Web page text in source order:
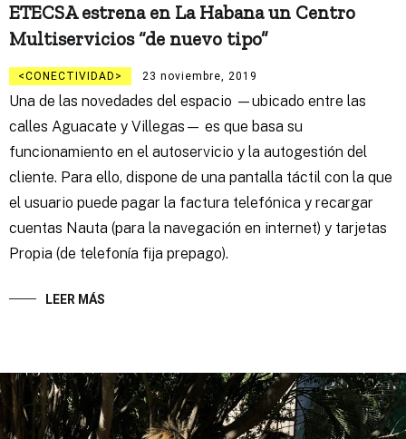
ETECSA estrena en La Habana un Centro
Multiservicios “de nuevo tipo”
CONECTIVIDAD 23 noviembre, 2019
Una de las novedades del espacio —ubicado entre las
calles Aguacate y Villegas— es que basa su
funcionamiento en el autoservicio y la autogestión del
cliente. Para ello, dispone de una pantalla táctil con la que
el usuario puede pagar la factura telefónica y recargar
cuentas Nauta (para la navegación en internet) y tarjetas
Propia (de telefonía fija prepago).
LEER MÁS